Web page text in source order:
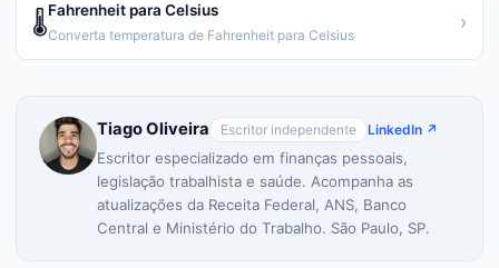
🌡️Fahrenheit para Celsius
Converta temperatura de Fahrenheit para Celsius
›
Tiago Oliveira Escritor independente LinkedIn ↗
Escritor especializado em finanças pessoais,
legislação trabalhista e saúde. Acompanha as
atualizações da Receita Federal, ANS, Banco
Central e Ministério do Trabalho. São Paulo, SP.